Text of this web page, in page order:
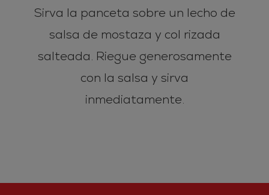
Sirva la panceta sobre un lecho de
salsa de mostaza y col rizada
salteada. Riegue generosamente
con la salsa y sirva
inmediatamente.